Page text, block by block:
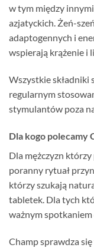
w tym między
azjatyckich. Żeń-
adaptogennych i
wspierają krążenie i
Wszystkie składniki
regularnym
stymulantów poza
Dla kogo polecamy
Dla mężczyzn
poranny rytuał
którzy szukają
tabletek. Dla tych
ważnym spotkaniem
Champ sprawdza